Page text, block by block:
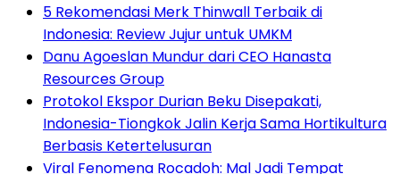
5 Rekomendasi Merk Thinwall Terbaik di
Indonesia: Review Jujur untuk UMKM
Danu Agoeslan Mundur dari CEO Hanasta
Resources Group
Protokol Ekspor Durian Beku Disepakati,
Indonesia-Tiongkok Jalin Kerja Sama Hortikultura
Berbasis Ketertelusuran
Viral Fenomena Rocadoh: Mal Jadi Tempat